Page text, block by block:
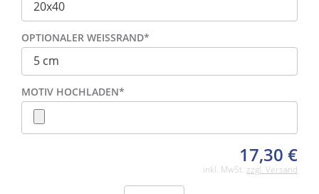
OPTIONALER WEISSRAND *
MOTIV HOCHLADEN*
17,30 €
inkl. MwSt. zzgl. Versand